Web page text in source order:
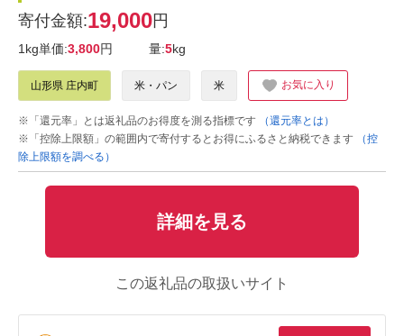
寄付金額:19,000円
1kg単価:3,800円 量:5kg
山形県 庄内町 米・パン 米 お気に入り
※「還元率」とは返礼品のお得度を測る指標です
（還元率とは）
※「控除上限額」の範囲内で寄付するとお得にふるさと納税できます
（控
除上限額を調べる）
詳細を見る
この返礼品の取扱いサイト